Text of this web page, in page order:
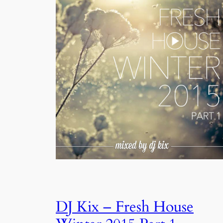
DJ Kix – Fresh House